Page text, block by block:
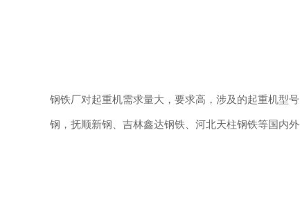
钢铁厂对起重机需求量大，要求高，涉及的起重机型
钢，抚顺新钢、吉林鑫达钢铁、河北天柱钢铁等国内外